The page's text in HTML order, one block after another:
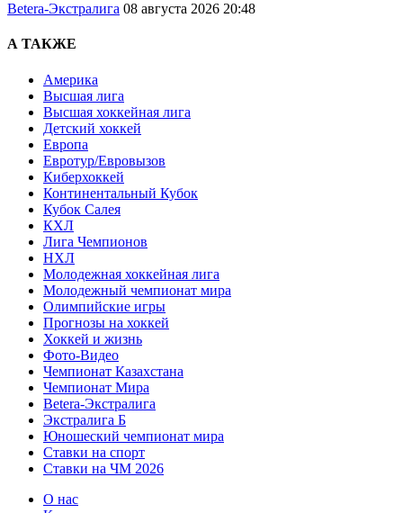
Betera-Экстралига 08 августа 2026 20:48
А ТАКЖЕ
Америка
Высшая лига
Высшая хоккейная лига
Детский хоккей
Европа
Евротур/Евровызов
Киберхоккей
Континентальный Кубок
Кубок Салея
КХЛ
Лига Чемпионов
НХЛ
Молодежная хоккейная лига
Молодежный чемпионат мира
Олимпийские игры
Прогнозы на хоккей
Хоккей и жизнь
Фото-Видео
Чемпионат Казахстана
Чемпионат Мира
Betera-Экстралига
Экстралига Б
Юношеский чемпионат мира
Ставки на спорт
Ставки на ЧМ 2026
О нас